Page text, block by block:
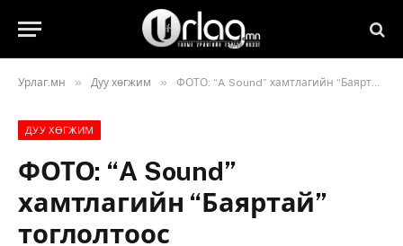
Урлаг.мн » Дуу хөгжим » ФОТО: “A Sound” хамтлагийн “Баяртай” тоглолтоос
ДУУ ХӨГЖИМ
ФОТО: “A Sound”
хамтлагийн “Баяртай”
тоглолтоос